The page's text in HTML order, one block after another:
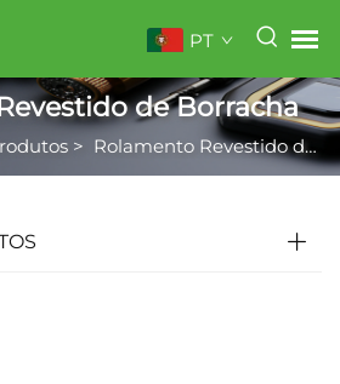
PT
de Borracha
> Rolamento Revestido de Borracha